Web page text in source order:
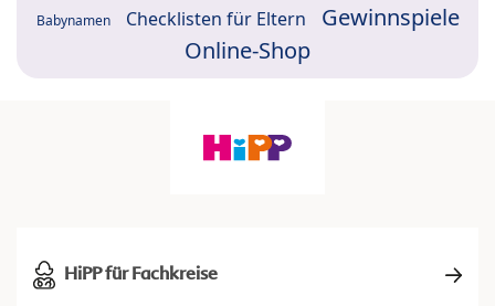
Babynamen Checklisten für Eltern
Gewinnspiele
Online-Shop
HiPP für Fachkreise